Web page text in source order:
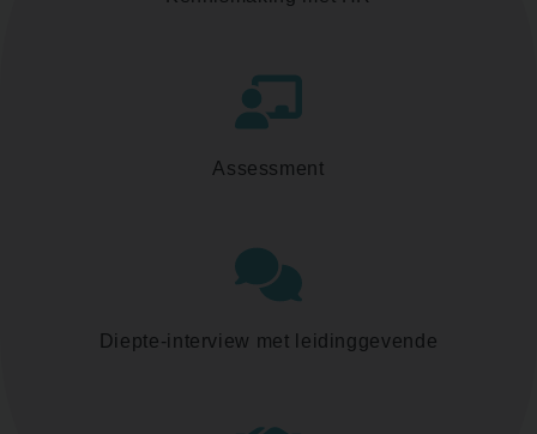
Assessment
Diepte-interview met leidinggevende